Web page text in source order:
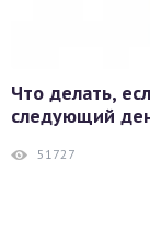
Что делать,
следующий
51727